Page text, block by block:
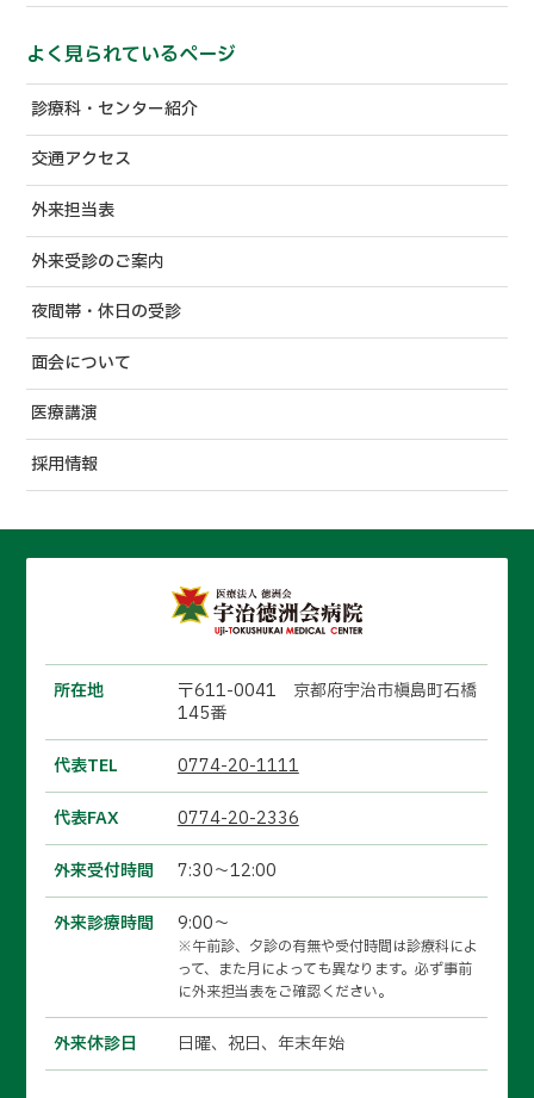
よく見られているページ
診療科・センター紹介
交通アクセス
外来担当表
外来受診のご案内
夜間帯・休日の受診
面会について
医療講演
採用情報
所在地
〒611-0041 京都府宇治市槇島町石橋
145番
代表TEL 0774-20-1111
代表FAX 0774-20-2336
外来受付時間 7:30～12:00
外来診療時間 9:00～
※午前診、夕診の有無や受付時間は診療科によ
って、また月によっても異なります。必ず事前
に外来担当表をご確認ください。
外来休診日 日曜、祝日、年末年始